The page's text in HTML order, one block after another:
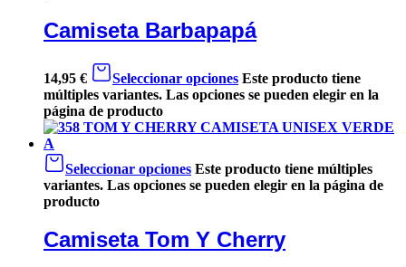
Camiseta Barbapapá
14,95 € Seleccionar opciones Este producto tiene
múltiples variantes. Las opciones se pueden elegir en la
página de producto
Seleccionar opciones Este producto tiene múltiples
variantes. Las opciones se pueden elegir en la página de
producto
Camiseta Tom Y Cherry